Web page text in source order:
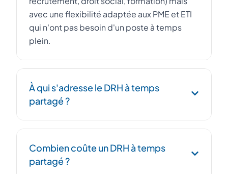
avec une flexibilité adaptée aux PME et ETI
qui n'ont pas besoin d'un poste à temps
plein.
À qui s'adresse le DRH à temps
partagé ?
startups et ETI de 10 à 500 salariés qui
souhaitent professionnaliser leur fonction
Combien coûte un DRH à temps
partagé ?